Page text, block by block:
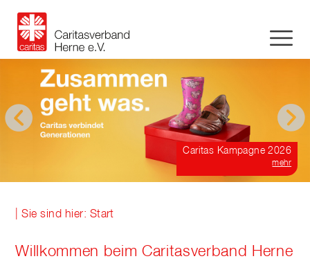
Caritas Kampagne 2026
mehr
| Sie sind hier: Start
Willkommen beim Caritasverband Herne